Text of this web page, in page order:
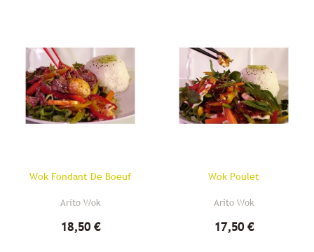
Wok Fondant De Boeuf
Arito Wok
18,50 €
Wok Poulet
Arito Wok
17,50 €